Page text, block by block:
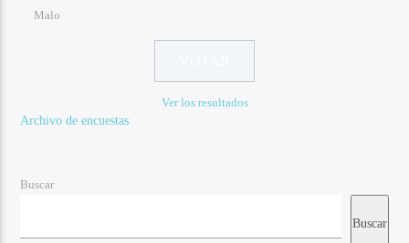
Malo
Ver los resultados
Archivo de encuestas
Buscar
Buscar